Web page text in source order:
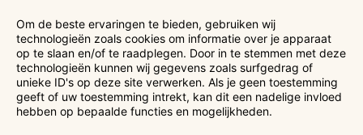
Om de beste ervaringen te bieden, gebruiken wij
technologieën zoals cookies om informatie over je apparaat
op te slaan en/of te raadplegen. Door in te stemmen met deze
technologieën kunnen wij gegevens zoals surfgedrag of
unieke ID's op deze site verwerken. Als je geen toestemming
geeft of uw toestemming intrekt, kan dit een nadelige invloed
hebben op bepaalde functies en mogelijkheden.
Draag jij Het Klooster een warm
hart toe?
Het Klooster is aangemerkt als een algemeen nut
beogende instelling (ANBI). Dit houdt in dat particulieren